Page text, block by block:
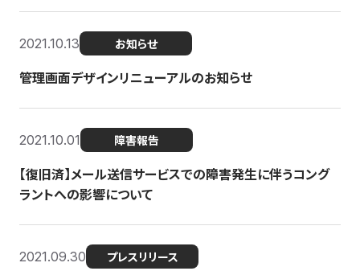
2021.10.13 お知らせ
管理画面デザインリニューアルのお知らせ
2021.10.01 障害報告
【復旧済】メール送信サービスでの障害発生に伴うコング
ラントへの影響について
2021.09.30 プレスリリース